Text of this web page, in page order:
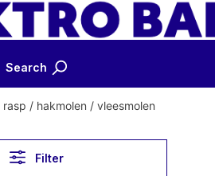
Search
rasp / hakmolen / vleesmolen
Filter